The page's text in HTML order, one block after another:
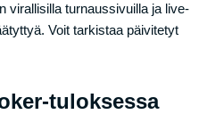
virallisilla turnaussivuilla ja live-
Voit tarkistaa päivitetyt
tuloksessa